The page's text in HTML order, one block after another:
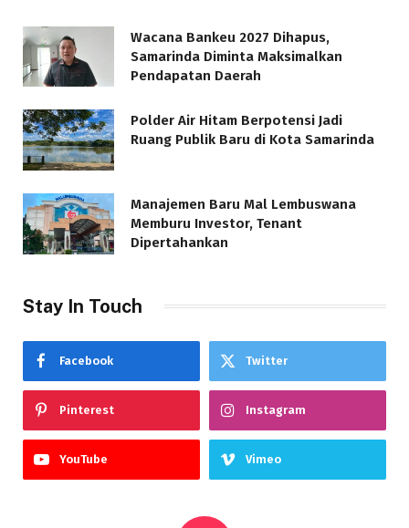
Wacana Bankeu 2027 Dihapus,
Samarinda Diminta Maksimalkan
Pendapatan Daerah
Polder Air Hitam Berpotensi Jadi
Ruang Publik Baru di Kota Samarinda
Manajemen Baru Mal Lembuswana
Memburu Investor, Tenant
Dipertahankan
Stay In Touch
Facebook Twitter
Pinterest Instagram
YouTube Vimeo